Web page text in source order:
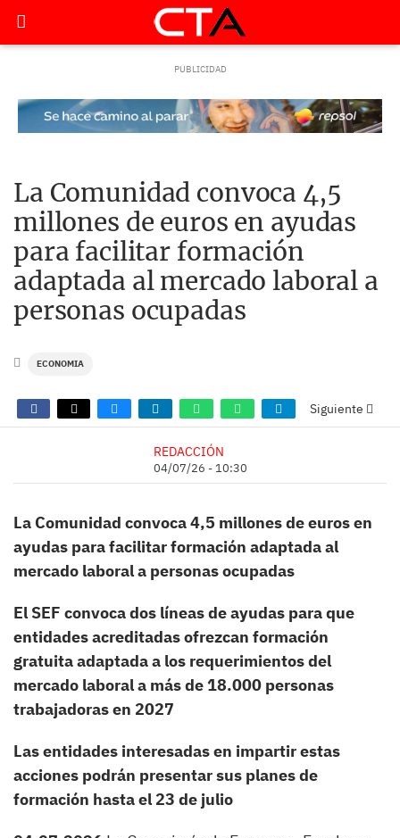
La Comunidad convoca 4,5
millones de euros en ayudas
para facilitar formación
adaptada al mercado laboral a
personas ocupadas
ECONOMIA
Siguiente
REDACCIÓN
04/07/26 - 10:30
La Comunidad convoca 4,5 millones de euros en
ayudas para facilitar formación adaptada al
mercado laboral a personas ocupadas
El SEF convoca dos líneas de ayudas para que
entidades acreditadas ofrezcan formación
gratuita adaptada a los requerimientos del
mercado laboral a más de 18.000 personas
trabajadoras en 2027
Las entidades interesadas en impartir estas
acciones podrán presentar sus planes de
formación hasta el 23 de julio